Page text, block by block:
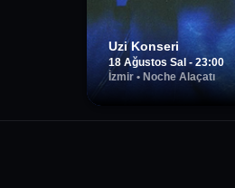
Uzi Konseri
18 Ağustos Sal - 23:00
İzmir • Noche Alaçatı